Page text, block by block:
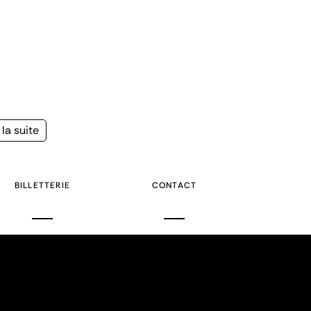
suite
BILLETTERIE CONTACT